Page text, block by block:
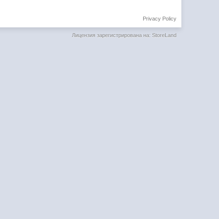
Privacy Policy
Лицензия зарегистрирована на: StoreLand